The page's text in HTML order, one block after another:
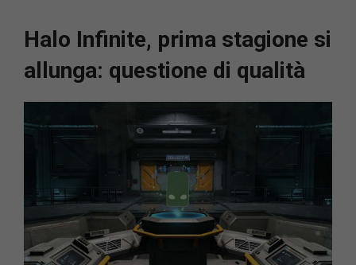
Halo Infinite, prima stagione si
allunga: questione di qualità